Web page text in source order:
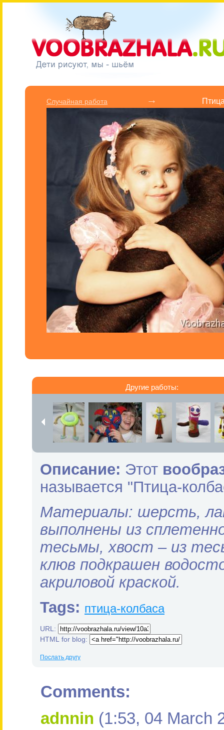
Cлучайная работа →
Другие работы:
Описание: Этот
называется "Птица-
Материалы: шерсть,
выполнены из
тесьмы, хвост – из
клюв подкрашен
акриловой краской.
Tags: птица-колбаса
URL:
HTML for blog:
Послать другу
Comments:
adnnin (1:53, 04 March